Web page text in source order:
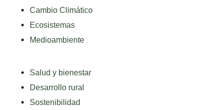
Cambio Climático
Ecosistemas
Medioambiente
Salud y bienestar
Desarrollo rural
Sostenibilidad